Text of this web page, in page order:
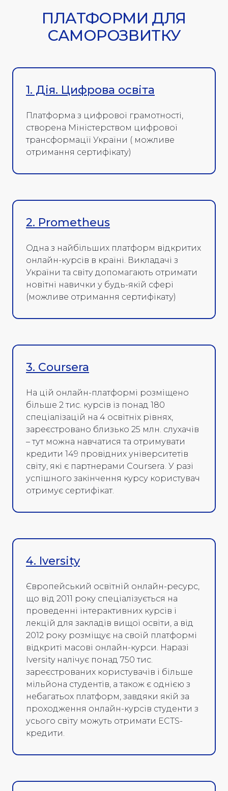
ПЛАТФОРМИ ДЛЯ
САМОРОЗВИТКУ
1. Дія. Цифрова освіта
Платформа з цифрової грамотності,
створена Міністерством цифрової
трансформації України ( можливе
отримання сертифікату)
2. Prometheus
Одна з найбільших платформ відкритих
онлайн-курсів в країні. Викладачі з
України та світу допомагають отримати
новітні навички у будь-якій сфері
(можливе отримання сертифікату)
3. Coursera
На цій онлайн-платформі розміщено
більше 2 тис. курсів із понад 180
спеціалізацій на 4 освітніх рівнях,
зареєстровано близько 25 млн. слухачів
– тут можна навчатися та отримувати
кредити 149 провідних університетів
світу, які є партнерами Coursera. У разі
успішного закінчення курсу користувач
отримує сертифікат.
4. Iversity
Європейський освітній онлайн-ресурс,
що від 2011 року спеціалізується на
проведенні інтерактивних курсів і
лекцій для закладів вищої освіти, а від
2012 року розміщує на своїй платформі
відкриті масові онлайн-курси. Наразі
Iversity налічує понад 750 тис.
зареєстрованих користувачів і більше
мільйона студентів, а також є однією з
небагатьох платформ, завдяки якій за
проходження онлайн-курсів студенти з
усього світу можуть отримати ECTS-
кредити.